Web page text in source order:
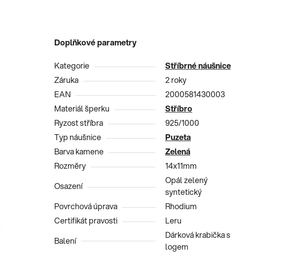
Doplňkové parametry
Kategorie
Stříbrné náušnice
Záruka
2 roky
EAN
2000581430003
Materiál šperku
Stříbro
Ryzost stříbra
925/1000
Typ náušnice
Puzeta
Barva kamene
Zelená
Rozměry
14x11mm
Osazení
Opál zelený
syntetický
Povrchová úprava
Rhodium
Certifikát pravosti
Leru
Balení
Dárková krabička s
logem